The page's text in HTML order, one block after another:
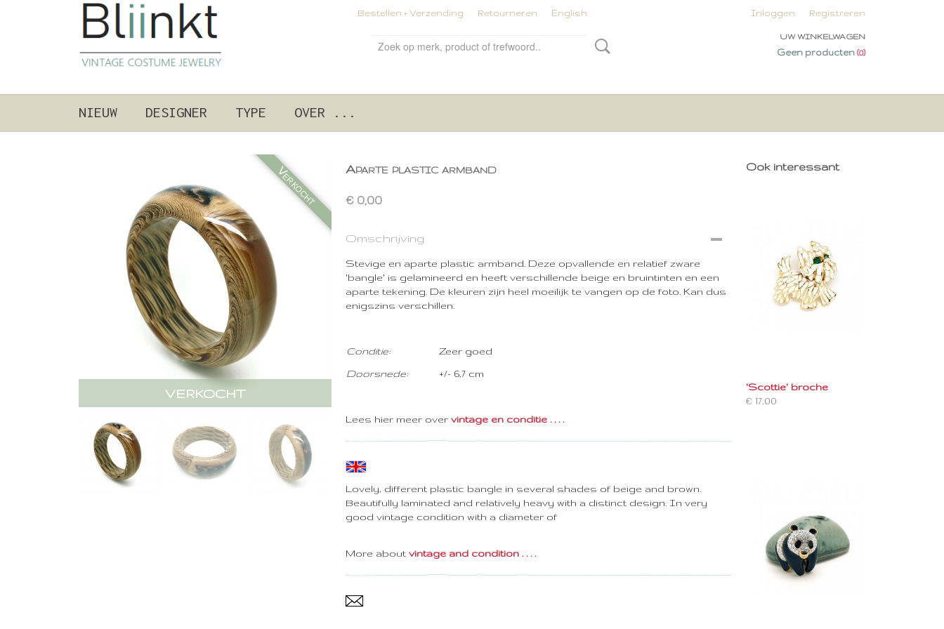
Bestellen + Verzending Retourneren English Inloggen Registreren
UW WINKELWAGEN
Geen producten (0)
NIEUW DESIGNER TYPE OVER ...
VERKOCHT
Verkocht Aparte plastic armband
€ 0,00
Omschrijving
Stevige en aparte plastic armband. Deze opvallende en relatief zware
'bangle' is gelamineerd en heeft verschillende beige en bruintinten en een
aparte tekening. De kleuren zijn heel moeilijk te vangen op de foto. Kan dus
enigszins verschillen.
Conditie:
Doorsnede:
Zeer goed
+/- 6,7 cm
Lees hier meer over vintage en conditie . . . .
Lovely, different plastic bangle in several shades of beige and brown.
Beautifully laminated and relatively heavy with a distinct design. In very
good vintage condition with a diameter of
More about vintage and condition . . . .
Ook interessant
'Scottie' broche
€ 17,00